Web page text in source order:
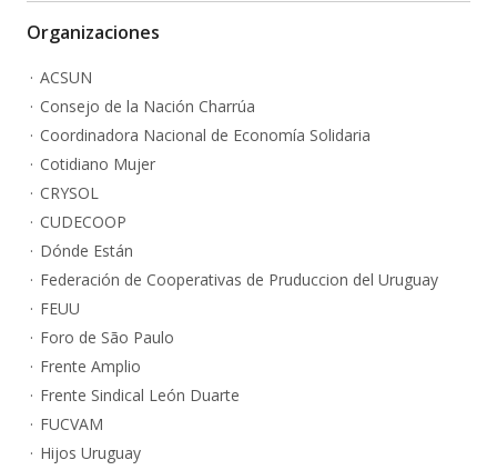
Organizaciones
ACSUN
Consejo de la Nación Charrúa
Coordinadora Nacional de Economía Solidaria
Cotidiano Mujer
CRYSOL
CUDECOOP
Dónde Están
Federación de Cooperativas de Pruduccion del Uruguay
FEUU
Foro de São Paulo
Frente Amplio
Frente Sindical León Duarte
FUCVAM
Hijos Uruguay